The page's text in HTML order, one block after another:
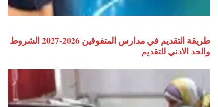
طريقة التقديم في مدارس المتفوقين 2026-2027 الشروط
والحد الادني للتقديم